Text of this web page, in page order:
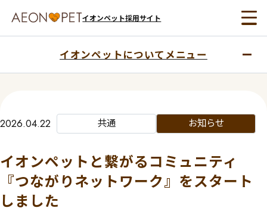
イオンペット採用サイト
イオンペットについてメニュー
2026.04.22 共通 お知らせ
イオンペットと繋がるコミュニティ
『つながりネットワーク』をスタート
しました